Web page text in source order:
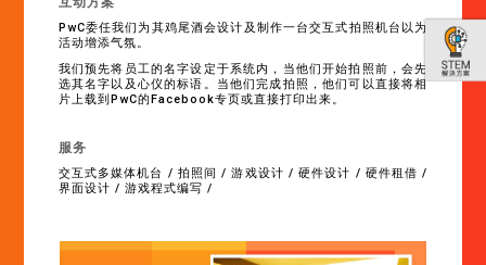
PwC委任我们为其鸡尾酒会设计及制作一台交互式拍照机台以为
活动增添气氛。
我们预先将员工的名字设定于系统内，当他们开始拍照前，会先
选其名字以及心仪的标语。当他们完成拍照，他们可以直接将相
片上载到PwC的Facebook专页或直接打印出来。
服务
交互式多媒体机台 / 拍照间 / 游戏设计 / 硬件设计 / 硬件租借 /
界面设计 / 游戏程式编写 /